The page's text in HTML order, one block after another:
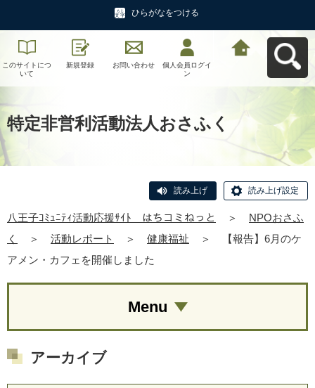
ひらがなをつける
このサイトにつ
いて
新規登録 お問い合わせ
個人会員ログイ
ン
特定非営利活動法人おさふく
読み上げ 読み上げ設定
八王子ｺﾐｭﾆﾃｨ活動応援ｻｲﾄ はちコミねっと ＞
NPOおさふ
く
＞ 活動レポート ＞ 健康福祉 ＞
【報告】6月のケ
アメン・カフェを開催しました
Menu
アーカイブ